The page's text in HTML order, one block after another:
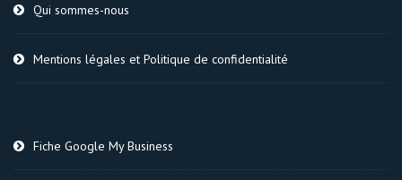
Qui sommes-nous
Mentions légales et Politique de confidentialité
Fiche Google My Business